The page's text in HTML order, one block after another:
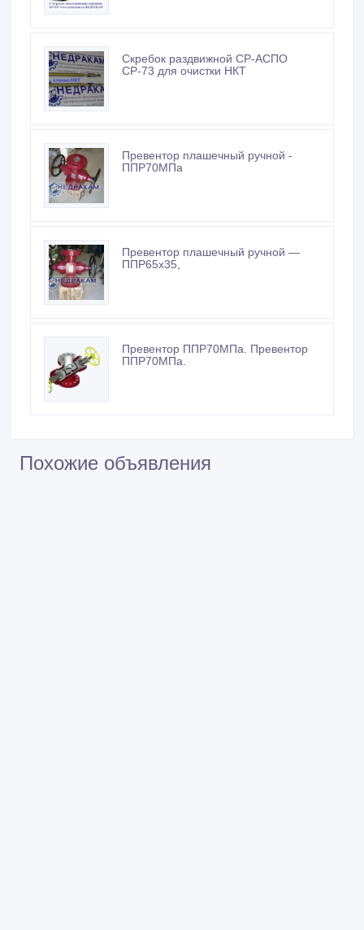
Скребок раздвижной СР-АСПО
СР-73 для очистки НКТ
Превентор плашечный ручной -
ППР70МПа
Превентор плашечный ручной —
ППР65х35,
Превентор ППР70МПа. Превентор
ППР70МПа.
Похожие объявления